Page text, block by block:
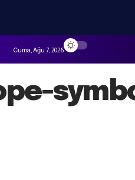
Cuma, Ağu 7, 2026